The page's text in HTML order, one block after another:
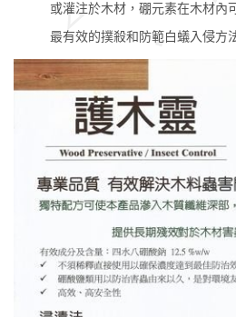
或灌注於木材，硼元素在木材內
最有效的撲殺和防範白蟻入侵方